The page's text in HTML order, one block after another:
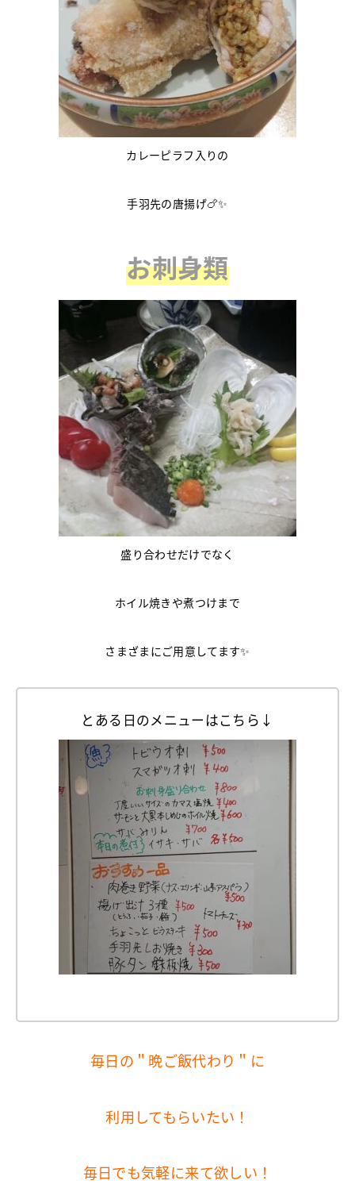
カレーピラフ入りの
手羽先の唐揚げ🍗✨
お刺身類
盛り合わせだけでなく
ホイル焼きや煮つけまで
さまざまにご用意してます✨
とある日のメニューはこちら↓
毎日の＂晩ご飯代わり＂に
利用してもらいたい！
毎日でも気軽に来て欲しい！